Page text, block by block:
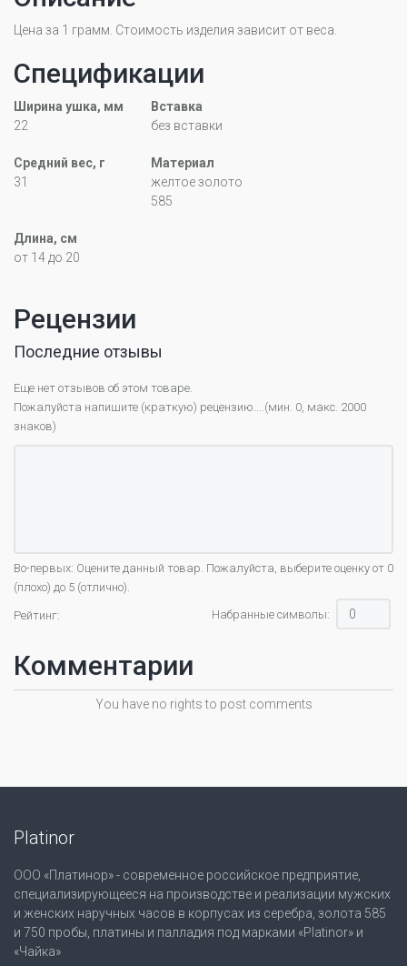
Цена за 1 грамм. Стоимость изделия зависит от веса.
Спецификации
Ширина ушка, мм
22
Вставка
без вставки
Средний вес, г
31
Материал
желтое золото
585
Длина, см
от 14 до 20
Рецензии
Последние отзывы
Еще нет отзывов об этом товаре.
Пожалуйста напишите (краткую) рецензию....(мин. 0, макс. 2000
знаков)
Во-первых: Оцените данный товар. Пожалуйста, выберите оценку от 0
(плохо) до 5 (отлично).
Рейтинг: Набранные символы:
Комментарии
You have no rights to post comments
Platinor
ООО «Платинор» - современное российское предприятие,
специализирующееся на производстве и реализации мужских
и женских наручных часов в корпусах из серебра, золота 585
и 750 пробы, платины и палладия под марками «Platinor» и
«Чайка»